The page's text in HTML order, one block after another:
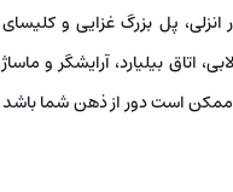
پل بزرگ غزایی و کلیسای
اتاق بیلیارد، آرایشگر و ماساژ
ممکن است دور از ذهن شما باشد